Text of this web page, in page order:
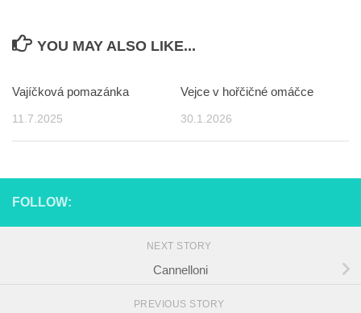
YOU MAY ALSO LIKE...
Vajíčková pomazánka
11.7.2025
Vejce v hořčičné omáčce
30.1.2026
FOLLOW:
NEXT STORY
Cannelloni
PREVIOUS STORY